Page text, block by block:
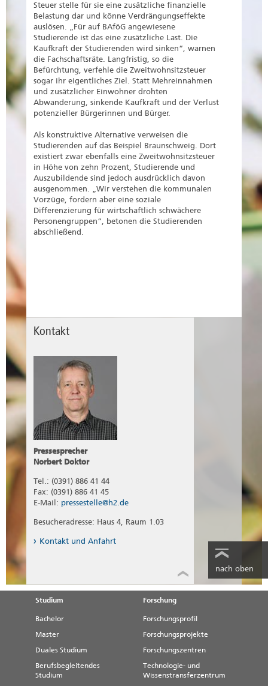
Steuer stelle für sie eine zusätzliche finanzielle
Belastung dar und könne Verdrängungseffekte
auslösen. „Für auf BAföG angewiesene
Studierende ist das eine zusätzliche Last. Die
Kaufkraft der Studierenden wird sinken“, warnen
die Fachschaftsräte. Langfristig, so die
Befürchtung, verfehle die Zweitwohnsitzsteuer
sogar ihr eigentliches Ziel. Statt Mehreinnahmen
und zusätzlicher Einwohner drohten
Abwanderung, sinkende Kaufkraft und der Verlust
potenzieller Bürgerinnen und Bürger.
Als konstruktive Alternative verweisen die
Studierenden auf das Beispiel Braunschweig. Dort
existiert zwar ebenfalls eine Zweitwohnsitzsteuer
in Höhe von zehn Prozent, Studierende und
Auszubildende sind jedoch ausdrücklich davon
ausgenommen. „Wir verstehen die kommunalen
Vorzüge, fordern aber eine soziale
Differenzierung für wirtschaftlich schwächere
Personengruppen“, betonen die Studierenden
abschließend.
Kontakt
Pressesprecher
Norbert Doktor
Tel.: (0391) 886 41 44
Fax: (0391) 886 41 45
E-Mail: pressestelle@h2.de
Besucheradresse: Haus 4, Raum 1.03
Kontakt und Anfahrt
nach oben
Studium
Bachelor
Master
Duales Studium
Berufsbegleitendes
Studium
Forschung
Forschungsprofil
Forschungsprojekte
Forschungszentren
Technologie- und
Wissenstransferzentrum